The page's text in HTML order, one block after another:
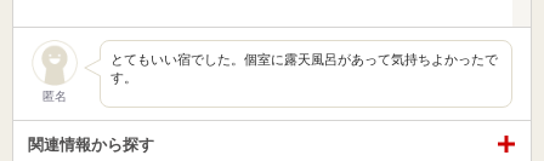
匿名
とてもいい宿でした。個室に露天風呂があって気持ちよかったで
す。
関連情報から探す